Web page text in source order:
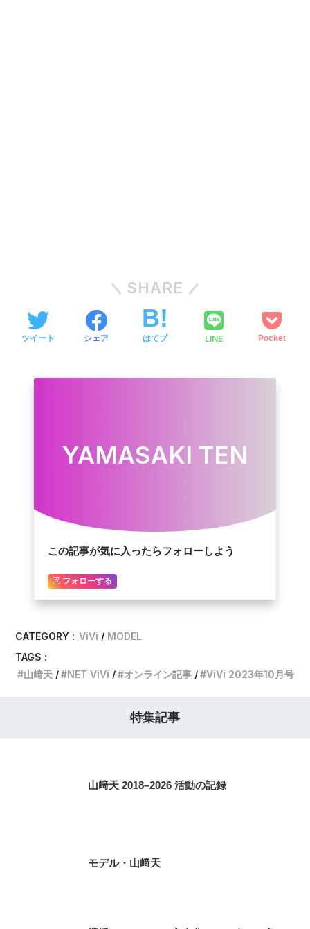
SHARE
ツイート シェア はてブ LINE Pocket
YAMASAKI TEN
この記事が気に入ったらフォローしよう
フォローする
CATEGORY : ViVi
MODEL
TAGS :
山﨑天
NET ViVi オンライン記事 ViVi 2023年10月号
特集記事
山﨑天 2018–2026 活動の記録
モデル・山﨑天